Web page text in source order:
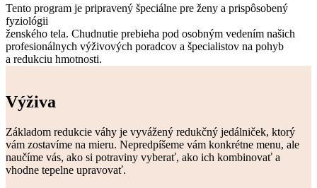
Tento program je pripravený špeciálne pre ženy a prispôsobený
fyziológii
ženského tela. Chudnutie prebieha pod osobným vedením našich
profesionálnych výživových poradcov a špecialistov na pohyb
a redukciu hmotnosti.
Výživa
Základom redukcie váhy je vyvážený redukčný jedálniček, ktorý
vám zostavíme na mieru. Nepredpíšeme vám konkrétne menu, ale
naučíme vás, ako si potraviny vyberať, ako ich kombinovať a
vhodne tepelne upravovať.